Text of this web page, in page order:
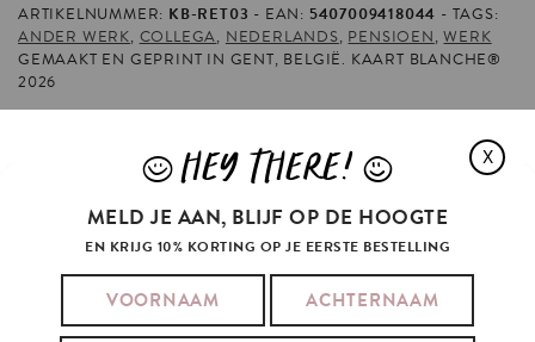
ARTIKELNUMMER: KB-RET03 EAN: 5407009418044
TAGS:
ANDER WERK, COLLEGA, NEDERLANDS, PENSIOEN,WERK
GEMAAKT EN GEPRINT IN GENT, BELGIË. KAART BLANCHE®
2026
BEKIJK OOK ONZE GIFT-TAGS
X
JHEY THERE! L
MELD JE AAN, BLIJF OP DE HOOGTE
EN KRIJG 10% KORTING OP JE EERSTE BESTELLING